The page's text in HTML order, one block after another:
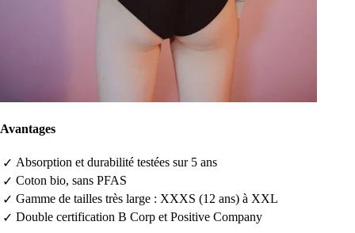
Avantages
✓ Absorption et durabilité testées sur 5 ans
✓ Coton bio, sans PFAS
✓ Gamme de tailles très large : XXXS (12 ans) à XXL
✓ Double certification B Corp et Positive Company